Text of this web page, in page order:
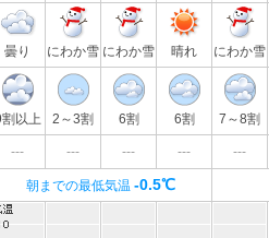
曇り にわか雪 にわか雪 晴れ にわか雪
以上 2～3割 6割 6割 7～8割
--- --- --- --- ---
朝までの最低気温 -0.5℃